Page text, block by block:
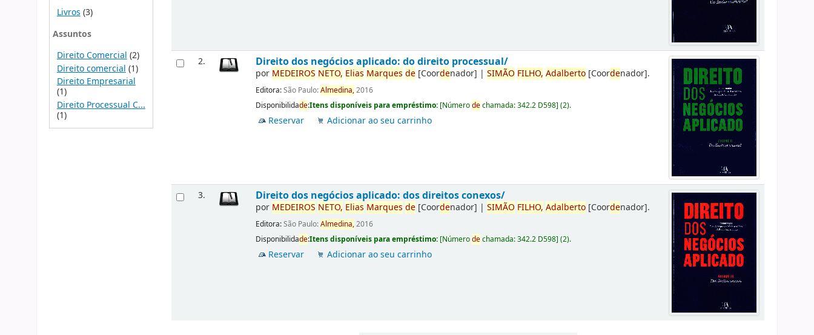
Livros(3)
Assuntos
Direito Comercial (2)
Direito comercial (1)
Direito Empresarial
(1)
Direito Processual C...
(1)
2. Direito dos negócios aplicado: do direito processual/
por MEDEIROS NETO, Elias Marques de [Coordenador] |SIMÃO FILHO, Adalberto [Coordenador].
Editora:São Paulo:Almedina,2016
Disponibilidade:Itens disponíveis para empréstimo: [Númerodechamada:342.2 D598](2).
Reservar Adicionar ao seu carrinho
3. Direito dos negócios aplicado: dos direitos conexos/
por MEDEIROS NETO, Elias Marques de [Coordenador] |SIMÃO FILHO, Adalberto [Coordenador].
Editora:São Paulo:Almedina,2016
Disponibilidade:Itens disponíveis para empréstimo: [Númerodechamada:342.2 D598](2).
Reservar Adicionar ao seu carrinho